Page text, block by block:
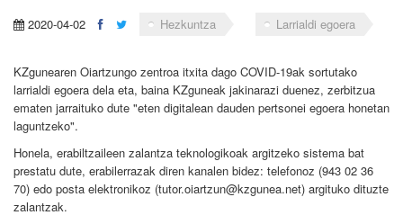
2020-04-02 Hezkuntza Larrialdi egoera
KZgunearen Oiartzungo zentroa itxita dago COVID-19ak sortutako
larrialdi egoera dela eta, baina KZguneak jakinarazi duenez, zerbitzua
ematen jarraituko dute "eten digitalean dauden pertsonei egoera honetan
laguntzeko".
Honela, erabiltzaileen zalantza teknologikoak argitzeko sistema bat
prestatu dute, erabilerrazak diren kanalen bidez: telefonoz (943 02 36
70) edo posta elektronikoz (tutor.oiartzun@kzgunea.net) argituko dituzte
zalantzak.